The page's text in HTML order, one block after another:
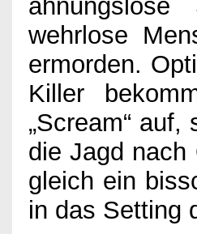
wehrlose
ermorden.
Killer
„Scream“
die Jagd nach
gleich ein
in das Setting